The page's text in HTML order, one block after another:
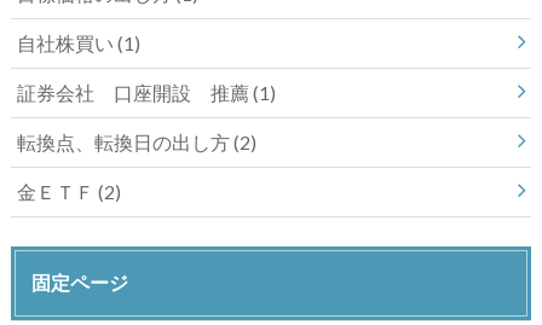
自社株買い (1)
証券会社 口座開設 推薦(1)
転換点、転換日の出し方(2)
金ＥＴＦ (2)
固定ページ